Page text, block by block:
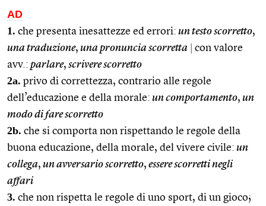
AD
1. che presenta inesattezze ed errori: un testo scorretto,
una traduzione, una pronuncia scorretta
con valore
avv.: parlare, scrivere scorretto
2a. privo di correttezza, contrario alle regole
dell’educazione e della morale: un comportamento, un
modo di fare scorretto
2b. che si comporta non rispettando le regole della
buona educazione, della morale, del vivere civile: un
collega, un avversario scorretto, essere scorretti negli
affari
3. che non rispetta le regole di uno sport, di un gioco;